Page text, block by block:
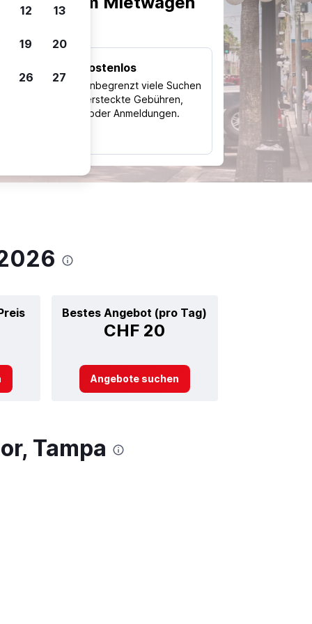
Kostenlos
Nutze unbegrenzt viele Suchen
ohne versteckte Gebühren,
Kosten oder Anmeldungen.
Bestes Angebot (pro Tag)
CHF 20
Angebote suchen
Tampa
12 13
19 20
26 27